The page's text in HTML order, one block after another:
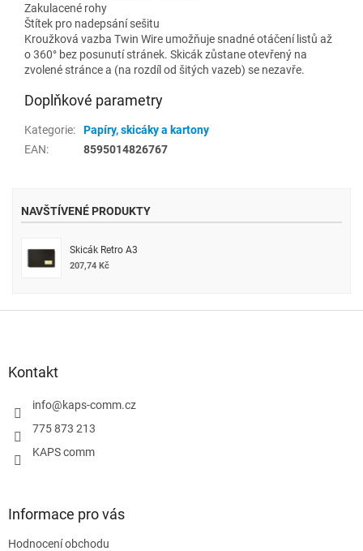
Zakulacené rohy
Štítek pro nadepsání sešitu
Kroužková vazba Twin Wire umožňuje snadné otáčení listů až
o 360° bez posunutí stránek. Skicák zůstane otevřený na
zvolené stránce a (na rozdíl od šitých vazeb) se nezavře.
Doplňkové parametry
Kategorie:
Papíry, skicáky a kartony
EAN: 8595014826767
NAVŠTÍVENÉ PRODUKTY
Skicák Retro A3
207,74 Kč
Kontakt
info@kaps-comm.cz
775 873 213
KAPS comm
Informace pro vás
Hodnocení obchodu